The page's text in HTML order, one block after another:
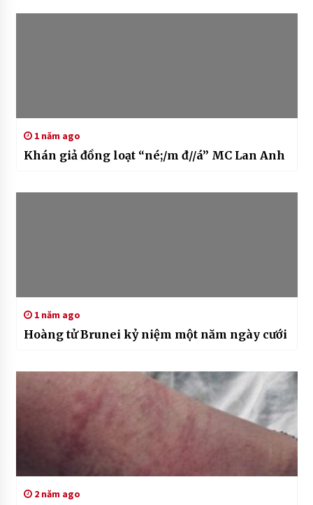
1 năm ago
Khán giả đồng loạt “né;/m đ//á” MC Lan Anh
1 năm ago
Hoàng tử Brunei kỷ niệm một năm ngày cưới
2 năm ago